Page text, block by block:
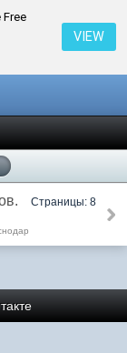
VIEW
Страницы: 8